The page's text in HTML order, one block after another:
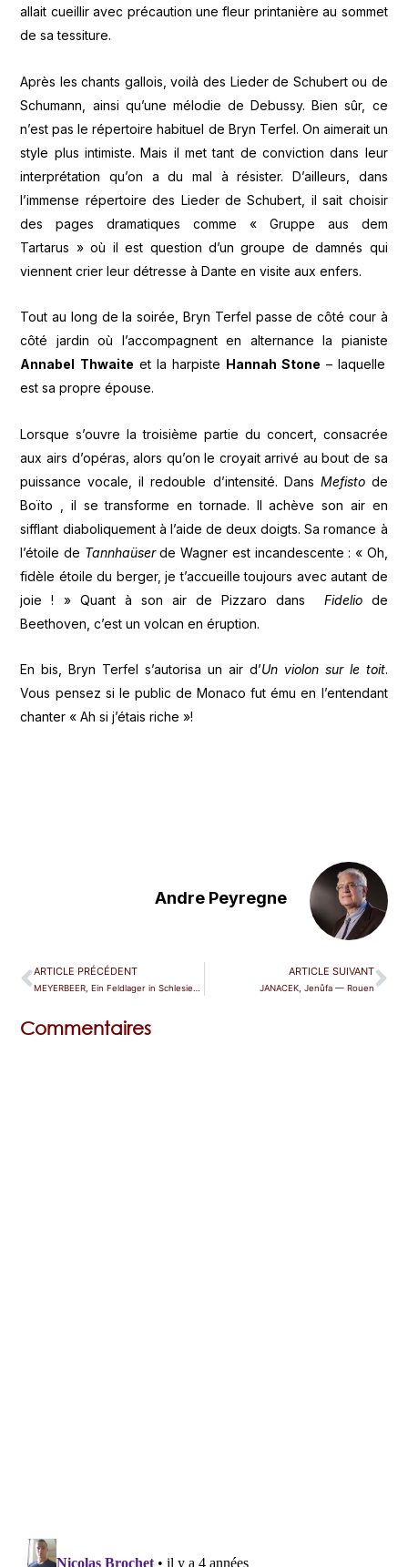
allait cueillir avec précaution une fleur printanière au sommet
de sa tessiture.
Après les chants gallois, voilà des Lieder de Schubert ou de
Schumann, ainsi qu’une mélodie de Debussy. Bien sûr, ce
n’est pas le répertoire habituel de Bryn Terfel. On aimerait un
style plus intimiste. Mais il met tant de conviction dans leur
interprétation qu’on a du mal à résister. D’ailleurs, dans
l’immense répertoire des Lieder de Schubert, il sait choisir
des pages dramatiques comme « Gruppe aus dem
Tartarus » où il est question d’un groupe de damnés qui
viennent crier leur détresse à Dante en visite aux enfers.
Tout au long de la soirée, Bryn Terfel passe de côté cour à
côté jardin où l’accompagnent en alternance la pianiste
Annabel Thwaite et la harpiste Hannah Stone – laquelle
est sa propre épouse.
Lorsque s’ouvre la troisième partie du concert, consacrée
aux airs d’opéras, alors qu’on le croyait arrivé au bout de sa
puissance vocale, il redouble d’intensité. Dans Mefistode
Boïto , il se transforme en tornade. Il achève son air en
sifflant diaboliquement à l’aide de deux doigts. Sa romance à
l’étoile de Tannhaüserde Wagner est incandescente : « Oh,
fidèle étoile du berger, je t’accueille toujours avec autant de
joie ! » Quant à son air de Pizzaro dans
Fidelio de
Beethoven, c’est un volcan en éruption.
En bis, Bryn Terfel s’autorisa un air d’Un violon sur le toit.
Vous pensez si le public de Monaco fut ému en l’entendant
chanter « Ah si j’étais riche »!
Andre Peyregne
ARTICLE PRÉCÉDENT ARTICLE SUIVANT
JANACEK, Jenůfa — Rouen
Commentaires